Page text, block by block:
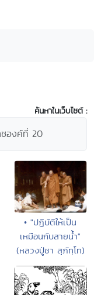
ค้นหาในเว็บไซต์ :
ชองค์ที่ 20
• "ปฏิบัติให้เป็น
เหมือนกับสายน้ำ"
(หลวงปู่ชา สุภัทฺโท)